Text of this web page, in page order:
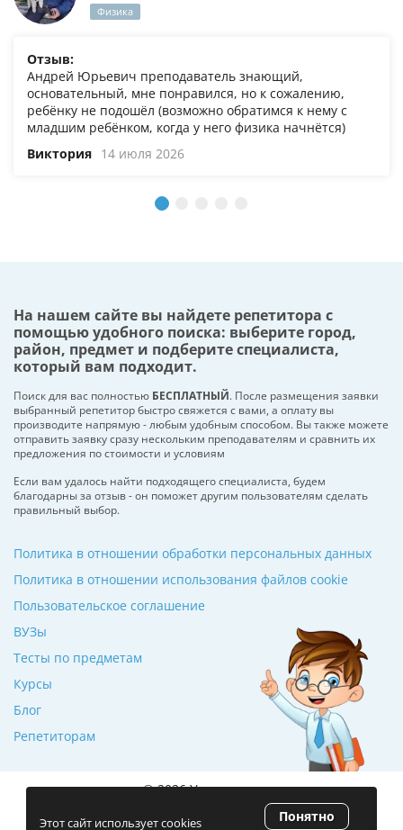
Физика
Отзыв:
Андрей Юрьевич преподаватель знающий,
основательный, мне понравился, но к сожалению,
ребёнку не подошёл (возможно обратимся к нему с
младшим ребёнком, когда у него физика начнётся)
Виктория 14 июля 2026
На нашем сайте вы найдете репетитора с
помощью удобного поиска: выберите город,
район, предмет и подберите специалиста,
который вам подходит.
Поиск для вас полностью БЕСПЛАТНЫЙ. После размещения заявки
выбранный репетитор быстро свяжется с вами, а оплату вы
производите напрямую - любым удобным способом. Вы также можете
отправить заявку сразу нескольким преподавателям и сравнить их
предложения по стоимости и условиям
Если вам удалось найти подходящего специалиста, будем
благодарны за отзыв - он поможет другим пользователям сделать
правильный выбор.
ВУЗы
Тесты по предметам
Курсы
Блог
Репетиторам
Политика в отношении обработки персональных данных
Политика в отношении использования файлов cookie
Пользовательское соглашение
© 2026 Училкин.ru
Рейтинг 5.0
(120 отзывов)
Этот сайт использует cookies
Понятно